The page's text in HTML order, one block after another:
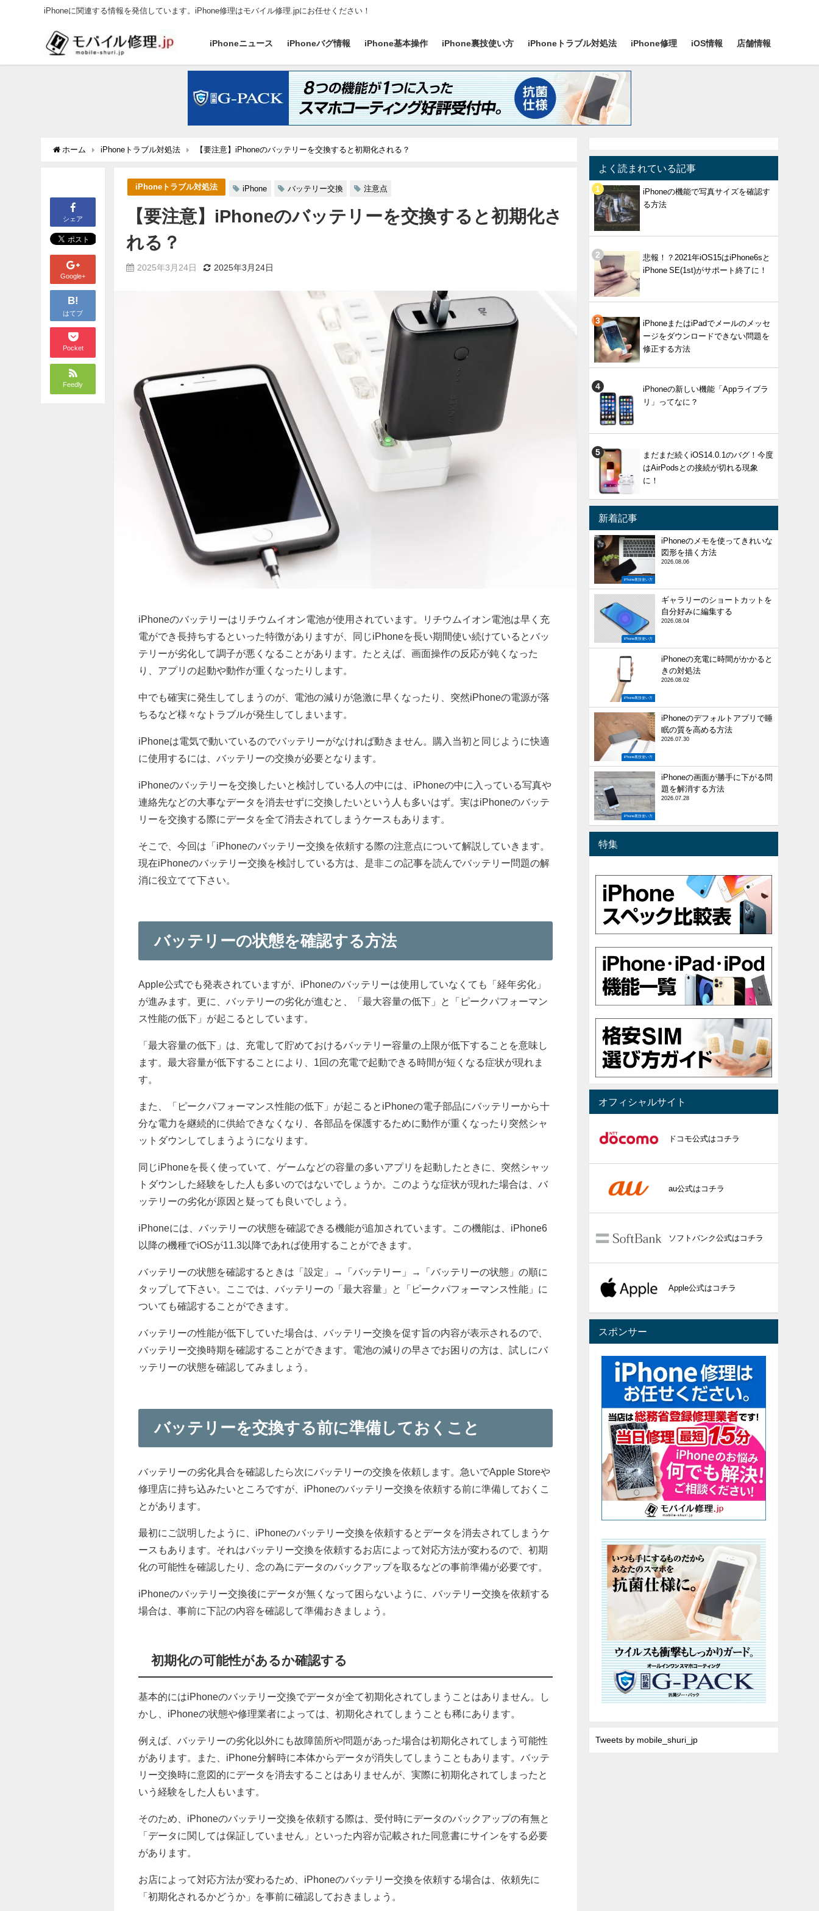
iPhoneに関連する情報を発信しています。iPhone修理はモバイル修理.jpにお任せください！
iPhoneニュース iPhoneバグ情報 iPhone基本操作 iPhone裏技使い方 iPhoneトラブル対処法 iPhone修理 iOS情報 店舗情報
ホーム iPhoneトラブル対処法 【要注意】iPhoneのバッテリーを交換すると初期化される？
シェア
Google+
B!
はてブ
Pocket
Feedly
iPhoneトラブル対処法 iPhone バッテリー交換 注意点
【要注意】iPhoneのバッテリーを交換すると初期化さ
れる？
2025年3月24日 2025年3月24日
iPhoneのバッテリーはリチウムイオン電池が使用されています。リチウムイオン電池は早く充
電ができ長持ちするといった特徴がありますが、同じiPhoneを長い期間使い続けているとバッ
テリーが劣化して調子が悪くなることがあります。たとえば、画面操作の反応が鈍くなった
り、アプリの起動や動作が重くなったりします。
中でも確実に発生してしまうのが、電池の減りが急激に早くなったり、突然iPhoneの電源が落
ちるなど様々なトラブルが発生してしまいます。
iPhoneは電気で動いているのでバッテリーがなければ動きません。購入当初と同じように快適
に使用するには、バッテリーの交換が必要となります。
iPhoneのバッテリーを交換したいと検討している人の中には、iPhoneの中に入っている写真や
連絡先などの大事なデータを消去せずに交換したいという人も多いはず。実はiPhoneのバッテ
リーを交換する際にデータを全て消去されてしまうケースもあります。
そこで、今回は「iPhoneのバッテリー交換を依頼する際の注意点について解説していきます。
現在iPhoneのバッテリー交換を検討している方は、是非この記事を読んでバッテリー問題の解
消に役立てて下さい。
バッテリーの状態を確認する方法
Apple公式でも発表されていますが、iPhoneのバッテリーは使用していなくても「経年劣化」
が進みます。更に、バッテリーの劣化が進むと、「最大容量の低下」と「ピークパフォーマン
ス性能の低下」が起こるとしています。
「最大容量の低下」は、充電して貯めておけるバッテリー容量の上限が低下することを意味し
ます。最大容量が低下することにより、1回の充電で起動できる時間が短くなる症状が現れま
す。
また、「ピークパフォーマンス性能の低下」が起こるとiPhoneの電子部品にバッテリーから十
分な電力を継続的に供給できなくなり、各部品を保護するために動作が重くなったり突然シャ
ットダウンしてしまうようになります。
同じiPhoneを長く使っていて、ゲームなどの容量の多いアプリを起動したときに、突然シャッ
トダウンした経験をした人も多いのではないでしょうか。このような症状が現れた場合は、バ
ッテリーの劣化が原因と疑っても良いでしょう。
iPhoneには、バッテリーの状態を確認できる機能が追加されています。この機能は、iPhone6
以降の機種でiOSが11.3以降であれば使用することができます。
バッテリーの状態を確認するときは「設定」→「バッテリー」→「バッテリーの状態」の順に
タップして下さい。ここでは、バッテリーの「最大容量」と「ピークパフォーマンス性能」に
ついても確認することができます。
バッテリーの性能が低下していた場合は、バッテリー交換を促す旨の内容が表示されるので、
バッテリー交換時期を確認することができます。電池の減りの早さでお困りの方は、試しにバ
ッテリーの状態を確認してみましょう。
バッテリーを交換する前に準備しておくこと
バッテリーの劣化具合を確認したら次にバッテリーの交換を依頼します。急いでApple Storeや
修理店に持ち込みたいところですが、iPhoneのバッテリー交換を依頼する前に準備しておくこ
とがあります。
最初にご説明したように、iPhoneのバッテリー交換を依頼するとデータを消去されてしまうケ
ースもあります。それはバッテリー交換を依頼するお店によって対応方法が変わるので、初期
化の可能性を確認したり、念の為にデータのバックアップを取るなどの事前準備が必要です。
iPhoneのバッテリー交換後にデータが無くなって困らないように、バッテリー交換を依頼する
場合は、事前に下記の内容を確認して準備おきましょう。
初期化の可能性があるか確認する
基本的にはiPhoneのバッテリー交換でデータが全て初期化されてしまうことはありません。し
かし、iPhoneの状態や修理業者によっては、初期化されてしまうことも稀にあります。
例えば、バッテリーの劣化以外にも故障箇所や問題があった場合は初期化されてしまう可能性
があります。また、iPhone分解時に本体からデータが消失してしまうこともあります。バッテ
リー交換時に意図的にデータを消去することはありませんが、実際に初期化されてしまったと
いう経験をした人もいます。
そのため、iPhoneのバッテリー交換を依頼する際は、受付時にデータのバックアップの有無と
「データに関しては保証していません」といった内容が記載された同意書にサインをする必要
があります。
お店によって対応方法が変わるため、iPhoneのバッテリー交換を依頼する場合は、依頼先に
「初期化されるかどうか」を事前に確認しておきましょう。
よく読まれている記事
iPhoneの機能で写真サイズを確認す
る方法
悲報！？2021年iOS15はiPhone6sと
iPhone SE(1st)がサポート終了に！
iPhoneまたはiPadでメールのメッセ
ージをダウンロードできない問題を
修正する方法
iPhoneの新しい機能「Appライブラ
リ」ってなに？
まだまだ続くiOS14.0.1のバグ！今度
はAirPodsとの接続が切れる現象
に！
新着記事
iPhone裏技使い方
iPhoneのメモを使ってきれいな
図形を描く方法
2026.08.06
iPhone裏技使い方
ギャラリーのショートカットを
自分好みに編集する
2026.08.04
iPhone裏技使い方
iPhoneの充電に時間がかかると
きの対処法
2026.08.02
iPhone裏技使い方
iPhoneのデフォルトアプリで睡
眠の質を高める方法
2026.07.30
iPhone裏技使い方
iPhoneの画面が勝手に下がる問
題を解消する方法
2026.07.28
特集
オフィシャルサイト
ドコモ公式はコチラ
au公式はコチラ
ソフトバンク公式はコチラ
Apple公式はコチラ
スポンサー
Tweets by mobile_shuri_jp